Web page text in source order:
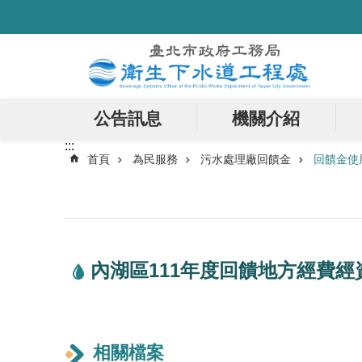
公告訊息 機關介紹
:::
首頁 為民服務 污水處理廠回饋金 回饋金使
內湖區111年度回饋地方經費
相關檔案